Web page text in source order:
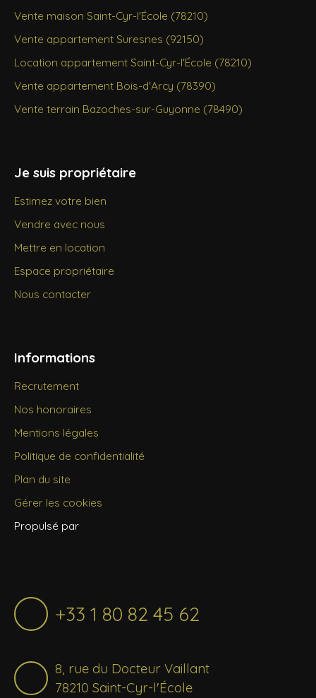
Vente maison Saint-Cyr-l'École (78210)
Vente appartement Suresnes (92150)
Location appartement Saint-Cyr-l'École (78210)
Vente appartement Bois-d'Arcy (78390)
Vente terrain Bazoches-sur-Guyonne (78490)
Je suis propriétaire
Estimez votre bien
Vendre avec nous
Mettre en location
Espace propriétaire
Nous contacter
Informations
Recrutement
Nos honoraires
Mentions légales
Politique de confidentialité
Plan du site
Gérer les cookies
Propulsé par
+33 1 80 82 45 62
8, rue du Docteur Vaillant
78210 Saint-Cyr-l'École